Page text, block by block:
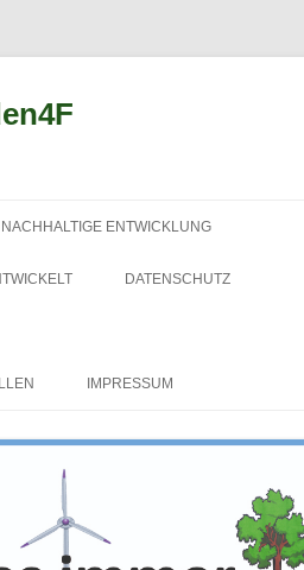
ENTWICKLUNG
DATENSCHUTZ
IMPRESSUM